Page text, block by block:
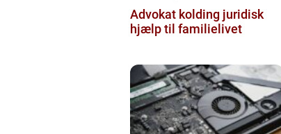
Advokat kolding juridisk
hjælp til familielivet